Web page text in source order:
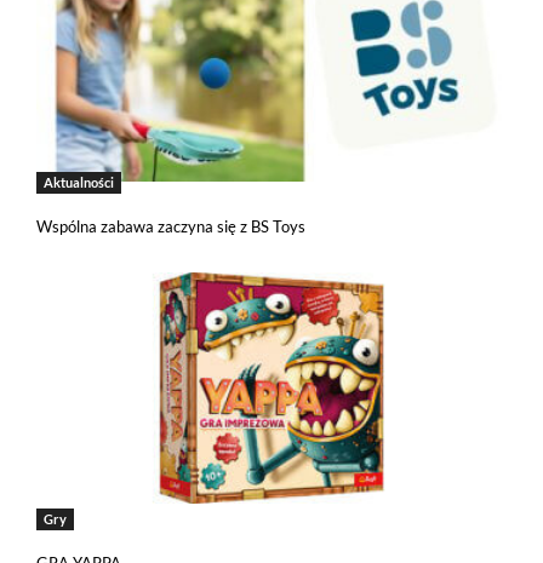
Aktualności
Wspólna zabawa zaczyna się z BS Toys
Gry